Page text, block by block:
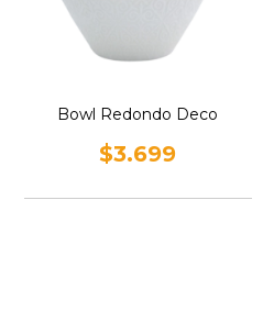
Bowl Redondo Deco
$3.699